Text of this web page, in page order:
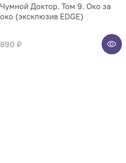
Чумной Доктор. Том 9. Око за
око (эксклюзив EDGE)
890 ₽